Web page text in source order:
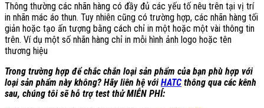
Thông thường các nhãn hàng có đầy đủ các yếu tố nêu trên tại vị trí
in nhãn mác áo thun. Tuy nhiên cũng có trường hợp, các nhãn hàng tối
giản hoặc tạo ấn tượng bằng cách chỉ in một hoặc một vài thông tin
trên. Ví dụ một số nhãn hàng chỉ in mỗi hình ảnh logo hoặc tên
thương hiệu
Trong trường hợp để chắc chắn loại sản phẩm của bạn phù hợp với
loại sản phẩm này không? Hãy liên hệ với HATC thông qua các kênh
sau, chúng tôi sẽ hỗ trợ test thử MIỄN PHÍ: